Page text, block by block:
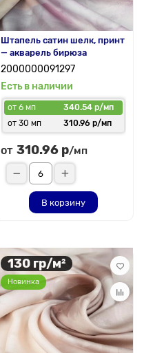
Штапель сатин шелк, принт
— акварель бирюза
2000000091297
Есть в наличии
от 6 мп
340.54 р/мп
от 30 мп
310.96 р/мп
от 310.96 р/мп
В корзину
130 гр/м²
Новинка